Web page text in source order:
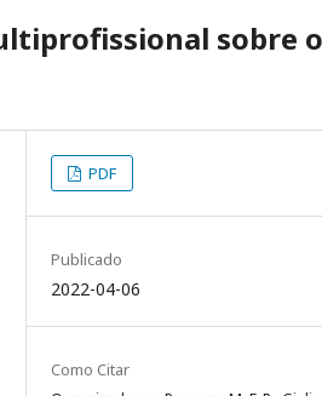
sobre o
PDF
Publicado
2022-04-06
Como Citar